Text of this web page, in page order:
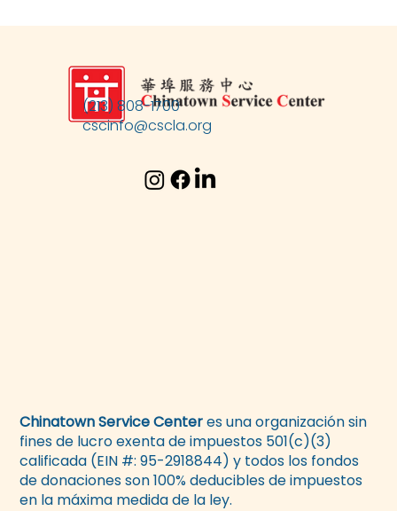
(213) 808-1700
cscinfo@cscla.org
Chinatown Service Centeres una organización sin
fines de lucro exenta de impuestos 501(c)(3)
calificada (EIN #: 95-2918844) y todos los fondos
de donaciones son 100% deducibles de impuestos
en la máxima medida de la ley.